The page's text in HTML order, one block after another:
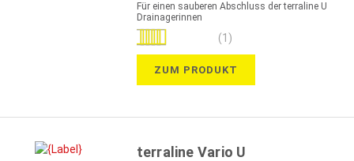
Für einen sauberen Abschluss der terraline U
Drainagerinnen
Bewertung:
100%
(1)
ZUM PRODUKT
terraline Vario U